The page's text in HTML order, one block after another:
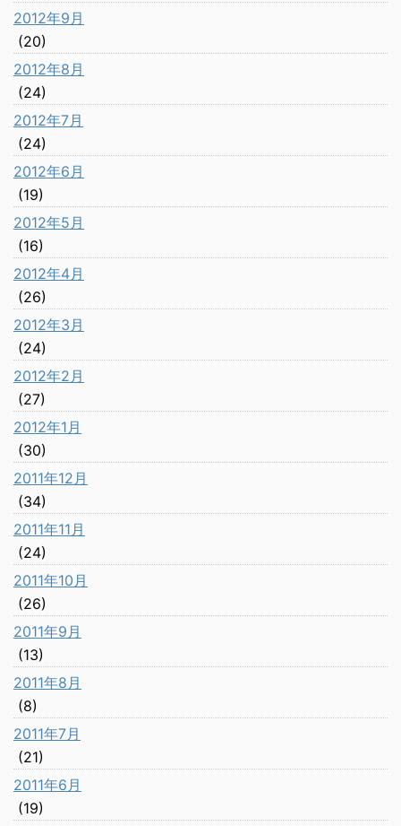
2012年9月
(20)
2012年8月
(24)
2012年7月
(24)
2012年6月
(19)
2012年5月
(16)
2012年4月
(26)
2012年3月
(24)
2012年2月
(27)
2012年1月
(30)
2011年12月
(34)
2011年11月
(24)
2011年10月
(26)
2011年9月
(13)
2011年8月
(8)
2011年7月
(21)
2011年6月
(19)